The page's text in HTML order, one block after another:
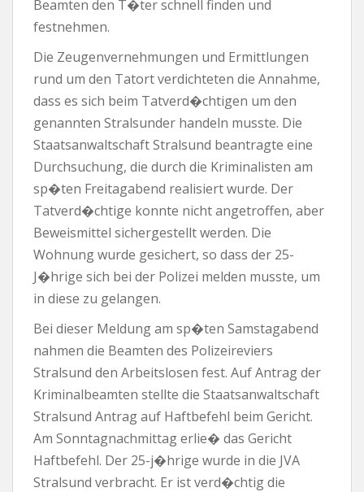
Beamten den T�ter schnell finden und
festnehmen.
Die Zeugenvernehmungen und Ermittlungen
rund um den Tatort verdichteten die Annahme,
dass es sich beim Tatverd�chtigen um den
genannten Stralsunder handeln musste. Die
Staatsanwaltschaft Stralsund beantragte eine
Durchsuchung, die durch die Kriminalisten am
sp�ten Freitagabend realisiert wurde. Der
Tatverd�chtige konnte nicht angetroffen, aber
Beweismittel sichergestellt werden. Die
Wohnung wurde gesichert, so dass der 25-
J�hrige sich bei der Polizei melden musste, um
in diese zu gelangen.
Bei dieser Meldung am sp�ten Samstagabend
nahmen die Beamten des Polizeireviers
Stralsund den Arbeitslosen fest. Auf Antrag der
Kriminalbeamten stellte die Staatsanwaltschaft
Stralsund Antrag auf Haftbefehl beim Gericht.
Am Sonntagnachmittag erlie� das Gericht
Haftbefehl. Der 25-j�hrige wurde in die JVA
Stralsund verbracht. Er ist verd�chtig die